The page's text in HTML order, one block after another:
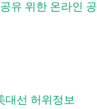
유 위한 온라인 공
대선 허위정보